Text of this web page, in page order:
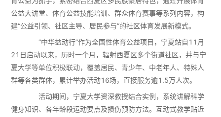
公益大讲堂、体育公益技能培训、群众体育赛事等系列内容，构
建“公益引领、社区主导、居民参与”的社区体育发展新模式。
“中华益动行”作为全国性体育公益项目，宁夏站自11月
21日启动以来，历时一个月，辐射西夏区多个街道社区，并与宁
夏大学等单位积极联动，覆盖居民、青少年、中老年人、特殊人
群等各类群体，累计举办活动16场，直接服务逾1.5万人次。
活动期间，宁夏大学资深教授结合实例，系统讲解科学
健身知识、各年龄段运动要点及损伤预防方法。互动式教学贴近